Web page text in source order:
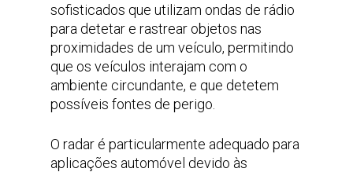
sofisticados que utilizam ondas de rádio
para detetar e rastrear objetos nas
proximidades de um veículo, permitindo
que os veículos interajam com o
ambiente circundante, e que detetem
possíveis fontes de perigo.
O radar é particularmente adequado para
aplicações automóvel devido às